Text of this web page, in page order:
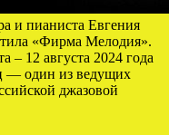
и пианиста Евгения
«Фирма Мелодия».
– 12 августа 2024 года
— один из ведущих
джазовой